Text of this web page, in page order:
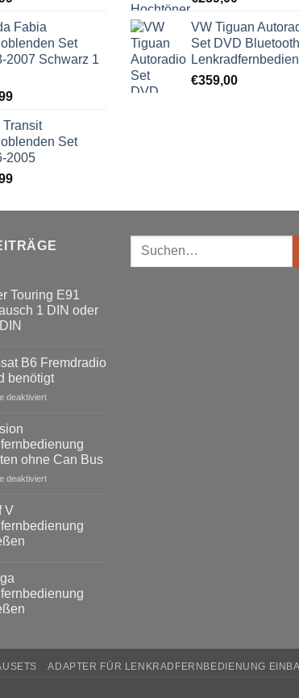
Fabia
Set
2007 Schwarz 1
Transit
Set
2005
VW Tiguan
Set DVD Bluetooth
€359,00
Touring E91
1 DIN oder
B6 Fremdradio
benötigt
deaktiviertfür
B6
Fremdradio
was
wird
ohne Can Bus
deaktiviertfür
Lenkradfernbedienung
nachrüsten
V
Suchen
ADAPTER FÜR LENKRADFERNBEDIENUNG